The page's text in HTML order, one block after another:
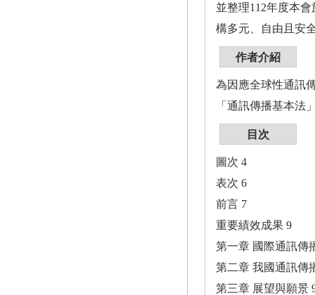
並整理112年度本
構多元、自由且安
作者介紹
為因應全球性通訊
「通訊傳播基本法
目次
圖次 4
表次 6
前言 7
重要績效成果 9
第一章 國際通訊傳
第二章 我國通訊傳
第三章 展望與願景